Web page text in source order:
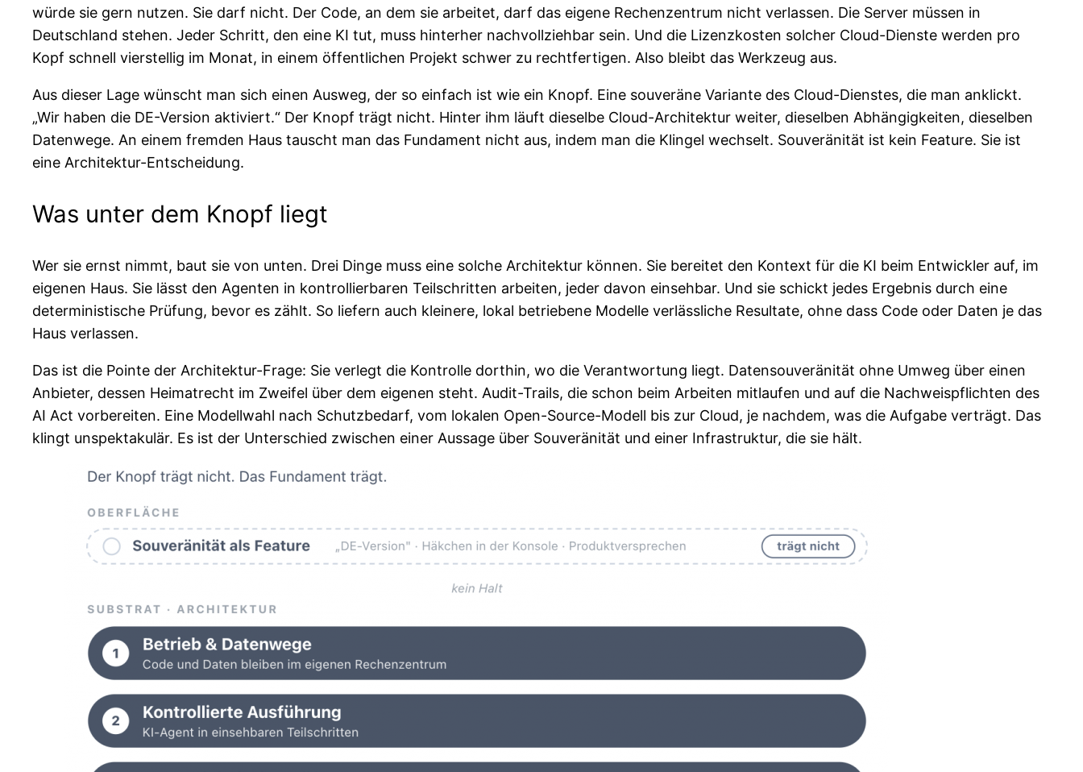
würde sie gern nutzen. Sie darf nicht. Der Code, an dem sie arbeitet, darf das eigene Rechenzentrum nicht verlassen. Die Server müssen in
Deutschland stehen. Jeder Schritt, den eine KI tut, muss hinterher nachvollziehbar sein. Und die Lizenzkosten solcher Cloud-Dienste werden pro
Kopf schnell vierstellig im Monat, in einem öffentlichen Projekt schwer zu rechtfertigen. Also bleibt das Werkzeug aus.
Aus dieser Lage wünscht man sich einen Ausweg, der so einfach ist wie ein Knopf. Eine souveräne Variante des Cloud-Dienstes, die man anklickt.
„Wir haben die DE-Version aktiviert.“ Der Knopf trägt nicht. Hinter ihm läuft dieselbe Cloud-Architektur weiter, dieselben Abhängigkeiten, dieselben
Datenwege. An einem fremden Haus tauscht man das Fundament nicht aus, indem man die Klingel wechselt. Souveränität ist kein Feature. Sie ist
eine Architektur-Entscheidung.
Was unter dem Knopf liegt
Wer sie ernst nimmt, baut sie von unten. Drei Dinge muss eine solche Architektur können. Sie bereitet den Kontext für die KI beim Entwickler auf, im
eigenen Haus. Sie lässt den Agenten in kontrollierbaren Teilschritten arbeiten, jeder davon einsehbar. Und sie schickt jedes Ergebnis durch eine
deterministische Prüfung, bevor es zählt. So liefern auch kleinere, lokal betriebene Modelle verlässliche Resultate, ohne dass Code oder Daten je das
Haus verlassen.
Das ist die Pointe der Architektur-Frage: Sie verlegt die Kontrolle dorthin, wo die Verantwortung liegt. Datensouveränität ohne Umweg über einen
Anbieter, dessen Heimatrecht im Zweifel über dem eigenen steht. Audit-Trails, die schon beim Arbeiten mitlaufen und auf die Nachweispflichten des
AI Act vorbereiten. Eine Modellwahl nach Schutzbedarf, vom lokalen Open-Source-Modell bis zur Cloud, je nachdem, was die Aufgabe verträgt. Das
klingt unspektakulär. Es ist der Unterschied zwischen einer Aussage über Souveränität und einer Infrastruktur, die sie hält.